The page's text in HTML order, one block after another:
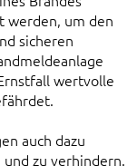
werden, um den
sicheren
wertvolle
auch dazu
zu verhindern.